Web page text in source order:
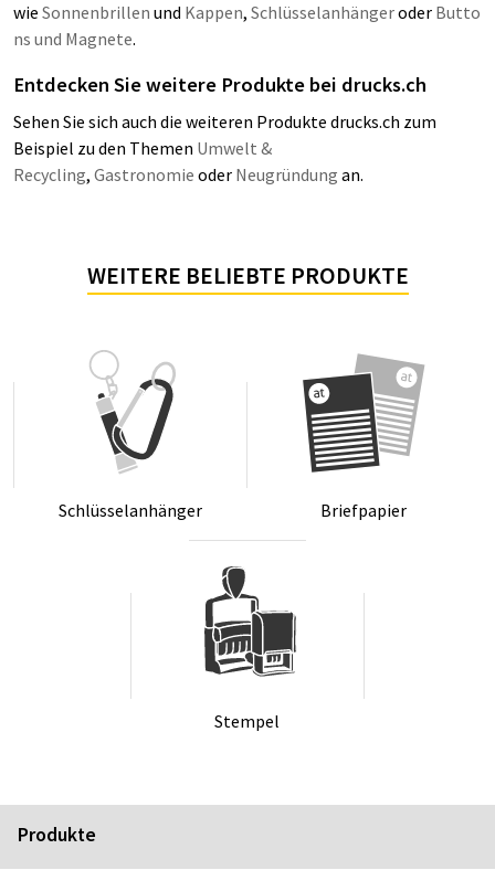
wie Sonnenbrillen und Kappen, Schlüsselanhängeroder Butto
ns und Magnete.
Entdecken Sie weitere Produkte bei drucks.ch
Sehen Sie sich auch die weiteren Produkte drucks.ch zum
Beispiel zu den Themen Umwelt &
Recycling, Gastronomie oder Neugründung an.
WEITERE BELIEBTE PRODUKTE
Schlüs­sel­an­hän­ger Brief­pa­pier
Stem­pel
Produkte